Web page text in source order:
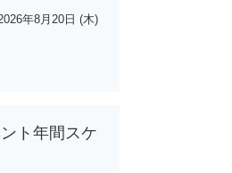
年8月20日 (木)
ト年間スケ